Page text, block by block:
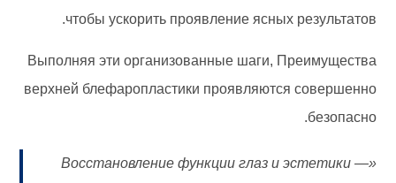
чтобы ускорить проявление ясных результатов.
Выполняя эти организованные шаги, Преимущества
верхней блефаропластики проявляются совершенно
безопасно.
«Восстановление функции глаз и эстетики —